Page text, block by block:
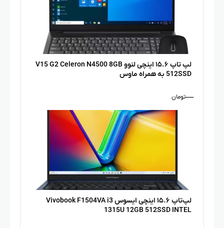
لپ تاپ ۱۵.۶ اینچی لنوو V15 G2 Celeron N4500 8GB
512SSD به همراه ماوس
—تومان
لپ‌‌تاپ ۱۵.۶ اینچی ایسوس Vivobook F1504VA i3
1315U 12GB 512SSD INTEL